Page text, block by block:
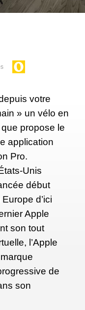
votre
» un vélo en
propose le
application
Pro.
Unis
début
d’ici
Apple
son tout
l’Apple
de
son